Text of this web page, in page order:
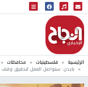
البث المباشر
إذاعة النجاح
الرئيسية فلسطينيات محافظات
بايدن: سنواصل العمل لتحقيق وقف إطلاق